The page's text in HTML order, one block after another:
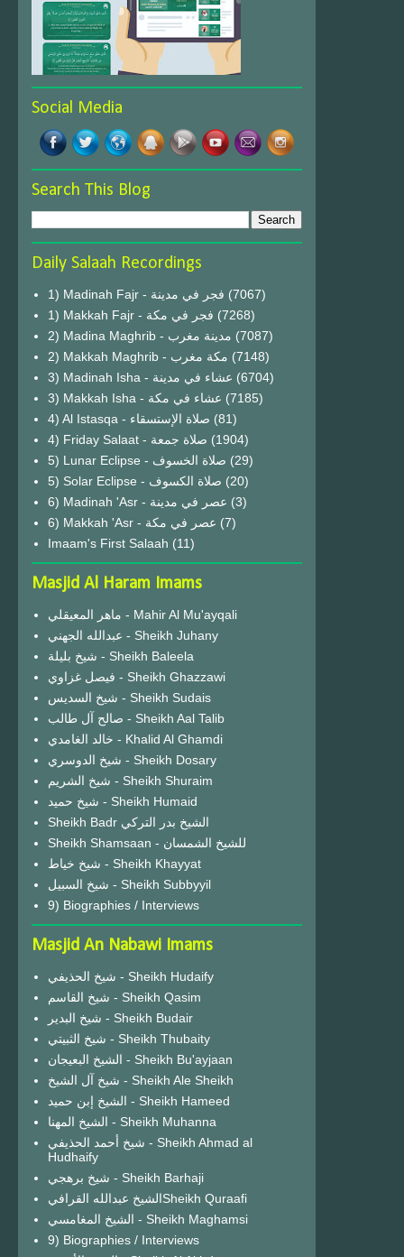
Social Media
Search This Blog
Daily Salaah Recordings
1) Madinah Fajr - فجر في مدينة (7067)
1) Makkah Fajr - فجر في مكة (7268)
2) Madina Maghrib - مدينة مغرب (7087)
2) Makkah Maghrib - مكة مغرب (7148)
3) Madinah Isha - عشاء في مدينة (6704)
3) Makkah Isha - عشاء في مكة (7185)
4) Al Istasqa - صلاة الإستسقاء (81)
4) Friday Salaat - صلاة جمعة (1904)
5) Lunar Eclipse - صلاة الخسوف (29)
(20)
6) Madinah 'Asr - عصر في مدينة (3)
6) Makkah 'Asr - عصر في مكة (7)
Imaam's First Salaah (11)
Masjid Al Haram Imams
ماهر المعيقلي - Mahir Al Mu'ayqali
عبدالله الجهني - Sheikh Juhany
شيخ بليلة - Sheikh Baleela
فيصل غزاوي - Sheikh Ghazzawi
شيخ السديس - Sheikh Sudais
صالح آل طالب - Sheikh Aal Talib
خالد الغامدي - Khalid Al Ghamdi
شيخ الدوسري - Sheikh Dosary
شيخ الشريم - Sheikh Shuraim
شيخ حميد - Sheikh Humaid
Sheikh Badr الشيخ بدر التركي
Sheikh Shamsaan - للشيخ الشمسان
شيخ خياط - Sheikh Khayyat
شيخ السبيل - Sheikh Subbyyil
9) Biographies / Interviews
Masjid An Nabawi Imams
شيخ الحذيفي - Sheikh Hudaify
شيخ القاسم - Sheikh Qasim
شيخ البدير - Sheikh Budair
شيخ الثبيتي - Sheikh Thubaity
الشيخ البعيجان - Sheikh Bu'ayjaan
شيخ آل الشيخ - Sheikh Ale Sheikh
الشيخ إبن حميد - Sheikh Hameed
الشيخ المهنا - Sheikh Muhanna
شيخ أحمد الحذيفي - Sheikh Ahmad al
Hudhaify
شيخ برهجي - Sheikh Barhaji
الشيخ عبدالله القرافيSheikh Quraafi
الشيخ المغامسي - Sheikh Maghamsi
9) Biographies / Interviews